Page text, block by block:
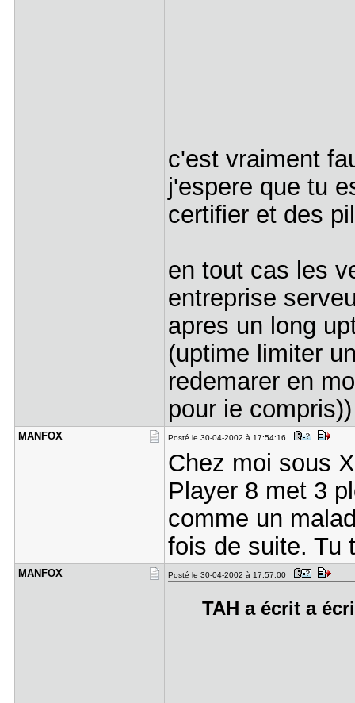
c'est vraiment
j'espere que tu
certifier et des
en tout cas les
entreprise
apres un long
(uptime limiter
redemarer en
pour ie compris))
MANFOX Posté le 30-04-2002 à 17:54:16
Chez moi sous
Player 8 met 3
comme un
fois de suite. Tu
MANFOX Posté le 30-04-2002 à 17:57:00
TAH a écrit a